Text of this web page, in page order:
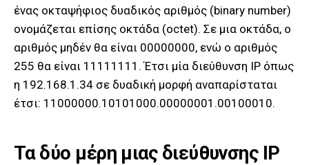
ένας οκταψήφιος δυαδικός αριθμός (binary number)
ονομάζεται επίσης οκτάδα (octet). Σε μια οκτάδα, ο
αριθμός μηδέν θα είναι 00000000, ενώ ο αριθμός
255 θα είναι 11111111. Έτσι μία διεύθυνση IP όπως
η 192.168.1.34 σε δυαδική μορφή αναπαρίσταται
έτσι: 11000000.10101000.00000001.00100010.
Τα δύο μέρη μιας διεύθυνσης IP